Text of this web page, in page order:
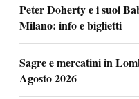
Peter Doherty e i suoi
Milano: info e biglietti
Sagre e mercatini in
Agosto 2026